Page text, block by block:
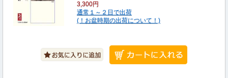
3,300円
通常１～２日で出荷
(！お盆時期の出荷について！)